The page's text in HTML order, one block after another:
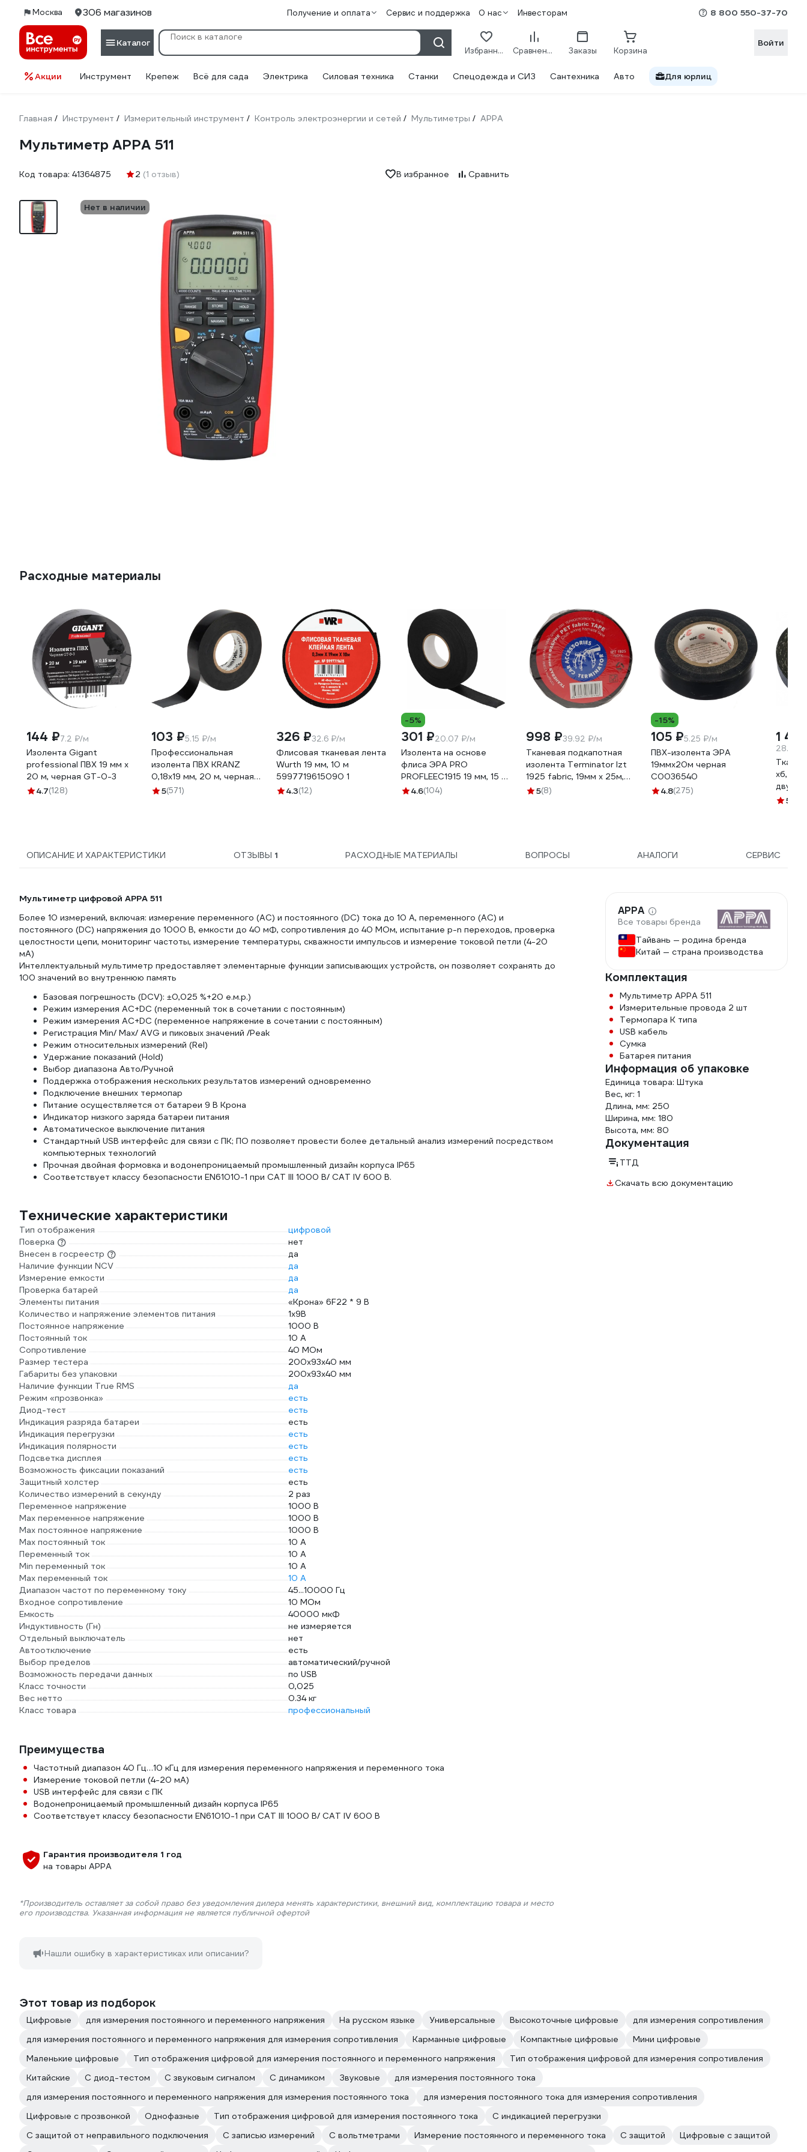
Москва 306 магазинов Получение и оплата Сервис и поддержка О нас Инвесторам 8 800 550-37-70
Каталог
Избранное Сравнение Заказы Корзина
Войти
Акции Инструмент Крепеж Всё для сада Электрика Силовая техника Станки Спецодежда и СИЗ Сантехника Авто Для юрлиц
Главная / Инструмент / Измерительный инструмент / Контроль электроэнергии и сетей / Мультиметры / APPA
Мультиметр APPA 511
Код товара: 41364875 2 (1 отзыв) В избранное Сравнить
Нет в наличии
Расходные материалы
144 ₽7.2 ₽/м
Изолента Gigant
professional ПВХ 19 мм х
20 м, черная GT-0-3
4.7(128)
103 ₽5.15 ₽/м
Профессиональная
изолента ПВХ KRANZ
0,18х19 мм, 20 м, черная
KR-09-2806
5(571)
326 ₽32.6 ₽/м
Флисовая тканевая лента
Wurth 19 мм, 10 м
5997719615090 1
4.3(12)
-5%
301 ₽20.07 ₽/м
Изолента на основе
флиса ЭРА PRO
PROFLEEC1915 19 мм, 15 м,
0,3 мм, черная Б0057181
4.6(104)
998 ₽39.92 ₽/м
Тканевая подкапотная
изолента Terminator Izt
1925 fabric, 19мм х 25м,
толщина 0,25мм
5(8)
-15%
105 ₽5.25 ₽/м
ПВХ-изолента ЭРА
19ммх20м черная
C0036540
4.8(275)
1
28.34
хб,
0.4
5
ОПИСАНИЕ И ХАРАКТЕРИСТИКИ ОТЗЫВЫ 1 РАСХОДНЫЕ МАТЕРИАЛЫ ВОПРОСЫ АНАЛОГИ СЕРВИС
Мультиметр цифровой APPA 511
Более 10 измерений, включая: измерение переменного (АС) и постоянного (DC) тока до 10 А, переменного (АС) и
постоянного (DC) напряжения до 1000 В, емкости до 40 мФ, сопротивления до 40 МОм, испытание p-n переходов, проверка
целостности цепи, мониторинг частоты, измерение температуры, скважности импульсов и измерение токовой петли (4-20
мА)
Интеллектуальный мультиметр предоставляет элементарные функции записывающих устройств, он позволяет сохранять до
100 значений во внутреннюю память
Базовая погрешность (DCV): ±0,025 %+20 е.м.р.)
Режим измерения AC+DC (переменный ток в сочетании с постоянным)
Режим измерения AC+DC (переменное напряжение в сочетании с постоянным)
Регистрация Min/ Max/ AVG и пиковых значений /Peak
Режим относительных измерений (Rel)
Удержание показаний (Hold)
Выбор диапазона Авто/Ручной
Поддержка отображения нескольких результатов измерений одновременно
Подключение внешних термопар
Питание осуществляется от батареи 9 В Крона
Индикатор низкого заряда батареи питания
Автоматическое выключение питания
Стандартный USB интерфейс для связи с ПК; ПО позволяет провести более детальный анализ измерений посредством
компьютерных технологий
Прочная двойная формовка и водонепроницаемый промышленный дизайн корпуса IP65
Соответствует классу безопасности EN61010-1 при CAT III 1000 В/ CAT IV 600 В.
Технические характеристики
Тип отображения
цифровой
Поверка
нет
Внесен в госреестр
да
Наличие функции NCV
да
Измерение емкости
да
Проверка батарей
да
Элементы питания
«Крона» 6F22 * 9 B
Количество и напряжение элементов питания
1х9B
Постоянное напряжение
1000 В
Постоянный ток
10 А
Сопротивление
40 МОм
Размер тестера
200х93х40 мм
Габариты без упаковки
200х93х40 мм
Наличие функции True RMS
да
Режим «прозвонка»
есть
Диод-тест
есть
Индикация разряда батареи
есть
Индикация перегрузки
есть
Индикация полярности
есть
Подсветка дисплея
есть
Возможность фиксации показаний
есть
Защитный холстер
есть
Количество измерений в секунду
2 раз
Переменное напряжение
1000 В
Max переменное напряжение
1000 В
Max постоянное напряжение
1000 В
Max постоянный ток
10 А
Переменный ток
10 А
Min переменный ток
10 А
Max переменный ток
10 А
Диапазон частот по переменному току
45...10000 Гц
Входное сопротивление
10 МОм
Емкость
40000 мкФ
Индуктивность (Гн)
не измеряется
Отдельный выключатель
нет
Автоотключение
есть
Выбор пределов
автоматический/ручной
Возможность передачи данных
по USB
Класс точности
0,025
Вес нетто
0.34 кг
Класс товара
профессиональный
Преимущества
Частотный диапазон 40 Гц…10 кГц для измерения переменного напряжения и переменного тока
Измерение токовой петли (4-20 мА)
USB интерфейс для связи с ПК
Водонепроницаемый промышленный дизайн корпуса IP65
Соответствует классу безопасности EN61010-1 при CAT III 1000 В/ CAT IV 600 В
Гарантия производителя 1 год
на товары APPA
*Производитель оставляет за собой право без уведомления дилера менять характеристики, внешний вид, комплектацию товара и место
его производства. Указанная информация не является публичной офертой
Нашли ошибку в характеристиках или описании?
APPA
Все товары бренда
Тайвань — родина бренда
Китай — страна производства
Комплектация
Мультиметр APPA 511
Измерительные провода 2 шт
Термопара K типа
USB кабель
Сумка
Батарея питания
Информация об упаковке
Единица товара: Штука
Вес, кг: 1
Длина, мм: 250
Ширина, мм: 180
Высота, мм: 80
Документация
ТТД
Скачать всю документацию
Этот товар из подборок
Цифровые для измерения постоянного и переменного напряжения На русском языке Универсальные Высокоточные цифровые
для измерения сопротивления
для измерения постоянного и переменного напряжения для измерения сопротивления
Карманные цифровые Компактные цифровые
Мини цифровые
Маленькие цифровые
Тип отображения цифровой для измерения постоянного и переменного напряжения
Тип отображения цифровой для измерения сопротивления
Китайские
С диод-тестом С звуковым сигналом С динамиком Звуковые
для измерения постоянного тока
для измерения постоянного и переменного напряжения для измерения постоянного тока
для измерения постоянного тока для измерения сопротивления
Цифровые с прозвонкой
Однофазные Тип отображения цифровой для измерения постоянного тока
C индикацией перегрузки
С защитой от неправильного подключения
С записью измерений С вольтметрами Измерение постоянного и переменного тока С защитой
Цифровые с защитой